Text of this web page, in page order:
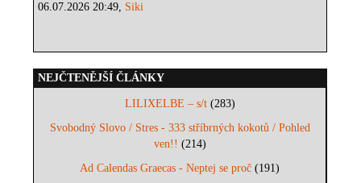
06.07.2026 20:49, Siki
NEJČTENĚJŠÍ ČLÁNKY
LILIXELBE – s/t(283)
Svobodný Slovo / Stres - 333 stříbrných kokotů / Pohled
ven!! (214)
Ad Calendas Graecas - Neptej se proč (191)